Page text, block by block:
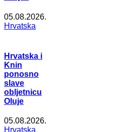
05.08.2026.
Hrvatska
Hrvatska i
Knin
ponosno
slave
obljetnicu
Oluje
05.08.2026.
Hrvatska